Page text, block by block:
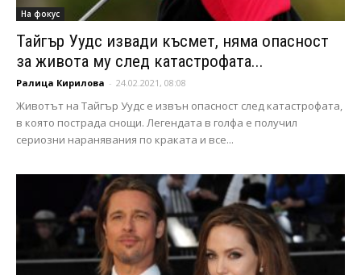
На фокус
Тайгър Уудс извади късмет, няма опасност
за живота му след катастрофата...
Ралица Кирилова - 24.02.2021, 08:08
Животът на Тайгър Уудс е извън опасност след катастрофата,
в която пострада снощи. Легендата в голфа е получил
сериозни наранявания по краката и все...